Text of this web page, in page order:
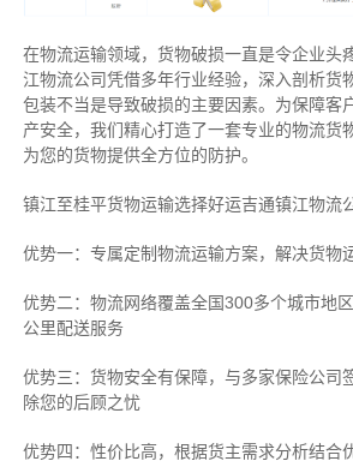
在物流运输领域，货物破损一直是令企业头
江物流公司凭借多年行业经验，深入剖析货
包装不当是导致破损的主要因素。为保障客
产安全，我们精心打造了一套专业的物流货
为您的货物提供全方位的防护。
镇江至桂平货物运输选择好运吉通镇江物流
优势一：专属定制物流运输方案，解决货物
优势二：物流网络覆盖全国300多个城市地
公里配送服务
优势三：货物安全有保障，与多家保险公司
除您的后顾之忧
优势四：性价比高，根据货主需求分析结合